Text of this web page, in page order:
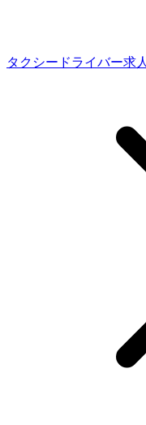
タクシードライバー求人